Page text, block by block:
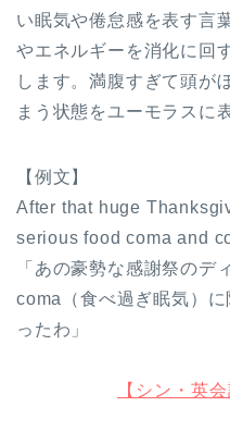
い眠気や倦怠感を表す言
やエネルギーを消化に回
します。満腹すぎて頭が
まう状態をユーモラスに
【例文】
After that huge
serious food coma and
「あの豪勢な感謝祭のデ
coma（食べ過ぎ眠気）
ったわ」
【シン・英